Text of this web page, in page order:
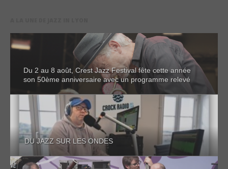
Du 2 au 8 août, Crest Jazz Festival fête cette année
son 50ème anniversaire avec un programme relevé
DU JAZZ SUR LES ONDES